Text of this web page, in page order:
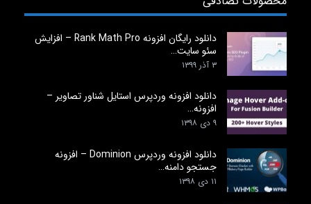
دانلود رایگان افزونه Rank Math Pro – افزایش
سئو سایت…
۳ آذر ۱۳۹۹
دانلود افزونه وردپرس استایل شناور تصاویر –
افزونه…
۹ دی ۱۳۹۸
دانلود افزونه وردپرس Dominion – افزونه
جستجو دامنه…
۱۱ دی ۱۳۹۸